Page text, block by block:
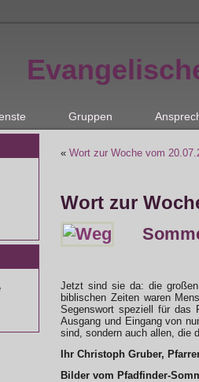
Gruppen
« Wort zur Woche vom
Wort zur
Jetzt sind sie da: die
biblischen Zeiten waren
Segenswort speziell für das
Ausgang und Eingang von
sind, sondern auch allen, die
Ihr Christoph Gruber,
Bilder vom Pfadfinder-